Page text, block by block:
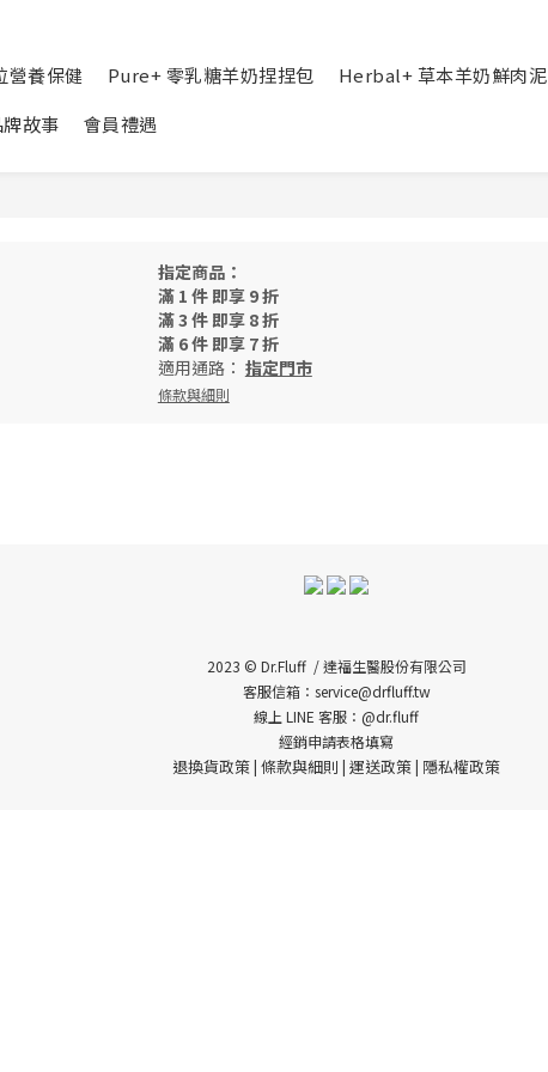
營養保健 Pure+ 零乳糖羊奶捏捏包 Herbal+ 草本羊奶鮮肉泥
牌故事 會員禮遇
指定商品：
滿 1 件 即享 9 折
滿 3 件 即享 8 折
滿 6 件 即享 7 折
適用通路： 指定門市
條款與細則
2023 © Dr.Fluff / 達福生醫股份有限公司
客服信箱：service@drfluff.tw
線上 LINE 客服：@dr.fluff
經銷申請表格填寫
退換貨政策| 條款與細則 | 運送政策| 隱私權政策